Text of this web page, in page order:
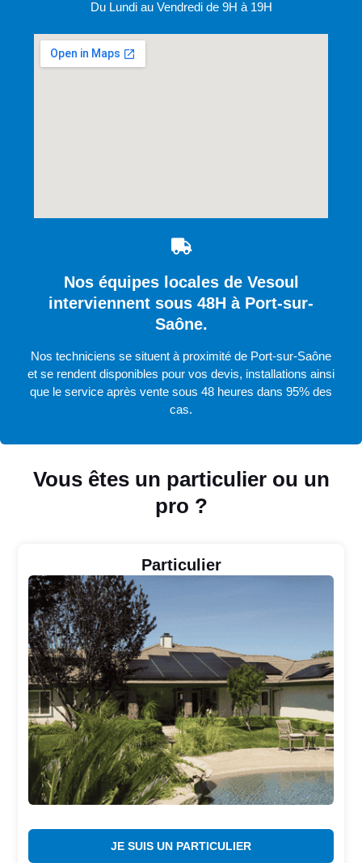
Vous êtes un particulier ou un
pro ?
Particulier
JE SUIS UN PARTICULIER
Du Lundi au Vendredi de 9H à 19H
Nos équipes locales de Vesoul
interviennent sous 48H à Port-sur-
Saône.
Nos techniciens se situent à proximité de Port-sur-Saône
et se rendent disponibles pour vos devis, installations ainsi
que le service après vente sous 48 heures dans 95% des
cas.